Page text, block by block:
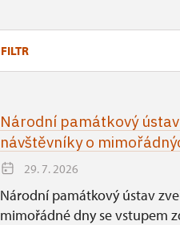
FILTR
Národní památkový
návštěvníky o
29. 7. 2026
Národní památkový ústav
mimořádné dny se vstupem